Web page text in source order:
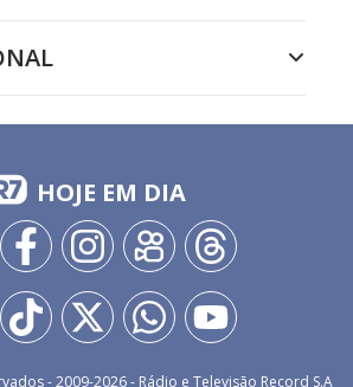
HOJE EM DIA
- 2009-2026- Rádio e Televisão Record S.A